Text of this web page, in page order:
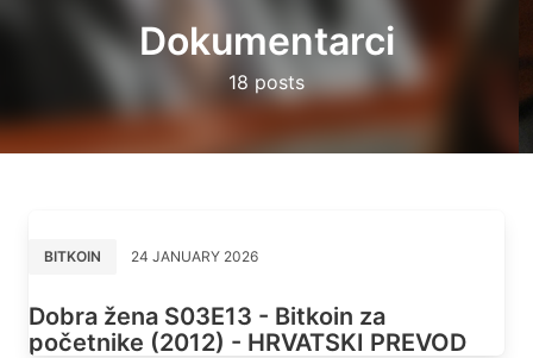
Dokumentarci
18 posts
BITKOIN 24 JANUARY 2026
Dobra žena S03E13 - Bitkoin za
početnike (2012) - HRVATSKI PREVOD